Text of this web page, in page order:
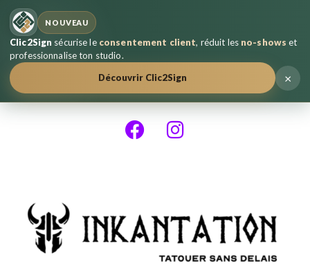
NOUVEAU
Clic2Sign sécurise le consentement client, réduit les no-shows et
professionnalise ton studio.
Découvrir Clic2Sign
×